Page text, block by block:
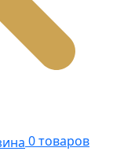
0товаров